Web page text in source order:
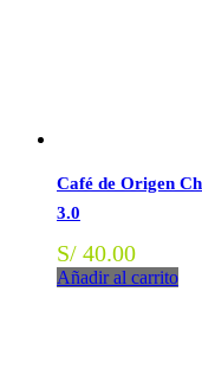
Café de Origen
3.0
S/ 40.00
Añadir al carrito